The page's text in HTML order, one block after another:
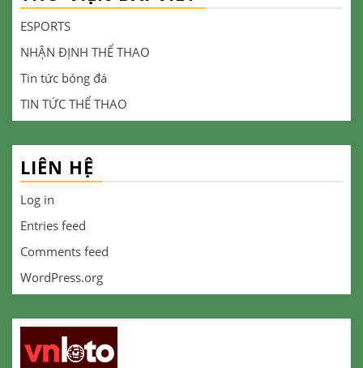
ESPORTS
NHẬN ĐỊNH THỂ THAO
Tin tức bóng đá
TIN TỨC THỂ THAO
LIÊN HỆ
Log in
Entries feed
Comments feed
WordPress.org